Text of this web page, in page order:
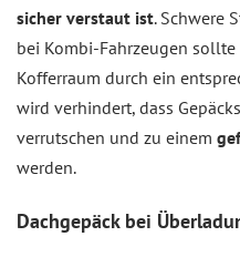
sicher verstaut ist. Schwere
bei Kombi-Fahrzeugen sollte
Kofferraum durch ein
wird verhindert, dass
verrutschen und zu einem
werden.
Dachgepäck bei